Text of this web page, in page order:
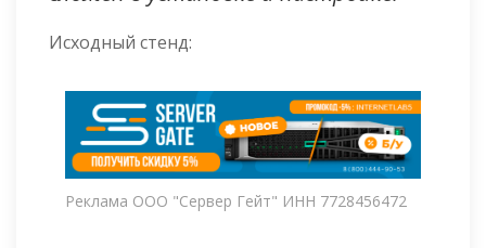
Исходный стенд:
Реклама ООО "Сервер Гейт" ИНН 7728456472